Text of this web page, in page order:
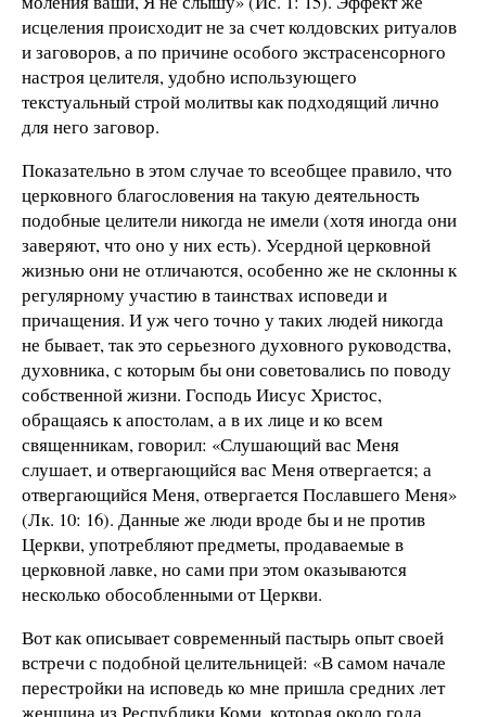
исцеления происходит не за счет колдовских ритуалов
и заговоров, а по причине особого экстрасенсорного
настроя целителя, удобно использующего
текстуальный строй молитвы как подходящий лично
для него заговор.
Показательно в этом случае то всеобщее правило, что
церковного благословения на такую деятельность
подобные целители никогда не имели (хотя иногда они
заверяют, что оно у них есть). Усердной церковной
жизнью они не отличаются, особенно же не склонны к
регулярному участию в таинствах исповеди и
причащения. И уж чего точно у таких людей никогда
не бывает, так это серьезного духовного руководства,
духовника, с которым бы они советовались по поводу
собственной жизни. Господь Иисус Христос,
обращаясь к апостолам, а в их лице и ко всем
священникам, говорил: «Слушающий вас Меня
слушает, и отвергающийся вас Меня отвергается; а
отвергающийся Меня, отвергается Пославшего Меня»
(Лк. 10: 16). Данные же люди вроде бы и не против
Церкви, употребляют предметы, продаваемые в
церковной лавке, но сами при этом оказываются
несколько обособленными от Церкви.
Вот как описывает современный пастырь опыт своей
встречи с подобной целительницей: «В самом начале
перестройки на исповедь ко мне пришла средних лет
женщина из Республики Коми, которая около года